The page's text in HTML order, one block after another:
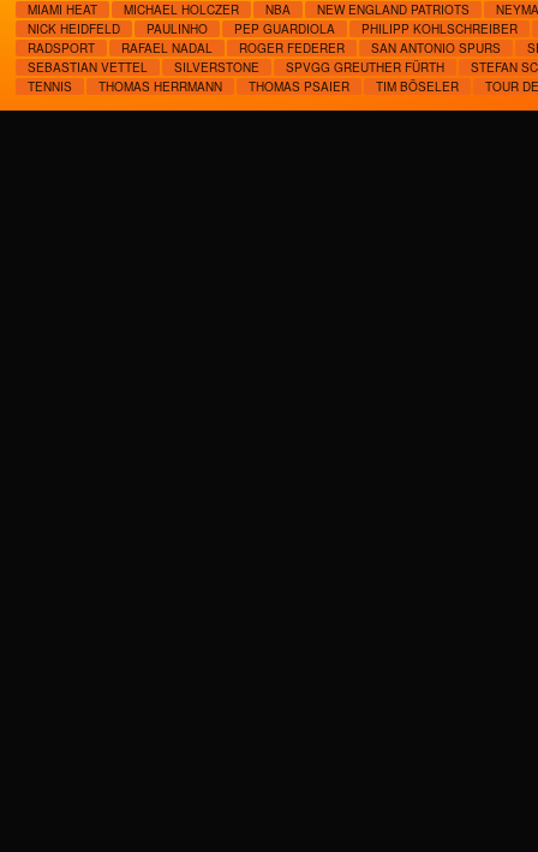
MIAMI HEAT
MICHAEL HOLCZER NBA NEW ENGLAND PATRIOTS
NICK HEIDFELD
PAULINHO PEP GUARDIOLA
PHILIPP KOHLSCHREIBER
RADSPORT
RAFAEL NADAL ROGER FEDERER SAN ANTONIO SPURS
SEBASTIAN VETTEL
SILVERSTONE SPVGG GREUTHER FÜRTH
STEFAN
TENNIS
THOMAS HERRMANN THOMAS PSAIER TIM BÖSELER TOUR